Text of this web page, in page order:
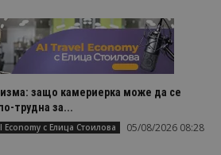
защо камериерка може да се
трудна за...
Economy с Елица Стоилова 05/08/2026 08:28